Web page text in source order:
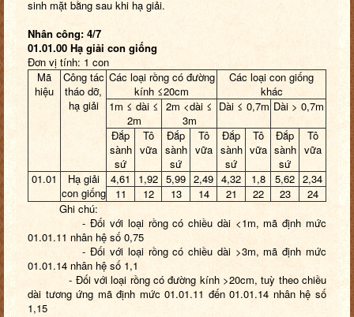
sinh mặt bằng sau khi hạ giải.
Nhân công: 4/7
01.01.00 Hạ giải con giống
Đơn vị tính: 1 con
Mã
hiệu
Công tác
tháo dỡ,
hạ giải
Các loại rồng có đường
kính ≤20cm
Các loại con giống
khác
1m ≤ dài ≤
2m
2m <dài ≤
3m
Dài ≤ 0,7m Dài > 0,7m
Đắp
sành
sứ
Tô
vữa
Đắp
sành
sứ
Tô
vữa
Đắp
sành
sứ
Tô
vữa
Đắp
sành
sứ
Tô
vữa
01.01
Hạ giải
con giống
4,61 1,92 5,99 2,49 4,32 1,8 5,62 2,34
11
12 13 14 21 22 23
24
Ghi chú:
- Đối với loại rồng có chiều dài <1m, mã định mức
01.01.11 nhân hệ số 0,75
- Đối với loại rồng có chiều dài >3m, mã định mức
01.01.14 nhân hệ số 1,1
- Đối với loại rồng có đường kính >20cm, tuỳ theo chiều
dài tương ứng mã định mức 01.01.11 đến 01.01.14 nhân hệ số
1,15